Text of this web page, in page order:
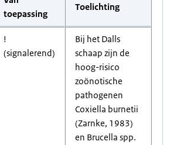
toepassing
Toelichting
!
(signalerend)
Bij het Dalls
schaap zijn de
hoog-risico
zoönotische
pathogenen
Coxiella burnetii
(Zarnke, 1983)
en Brucella spp.